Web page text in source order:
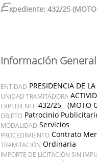
Expediente: 432/25 (MOTO
Información General
ENTIDAD PRESIDENCIA DE
UNIDAD TRAMITADORA
EXPEDIENTE 432/25 (MOTO
OBJETO Patrocinio
MODALIDAD Servicios
PROCEDIMIENTO Contrato
TRAMITACIÓN Ordinaria
IMPORTE DE LICITACIÓN SIN